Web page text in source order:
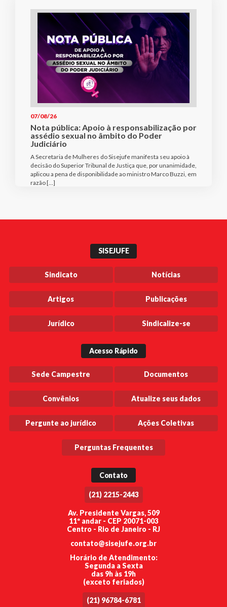
07/08/26
Nota pública: Apoio à responsabilização por
assédio sexual no âmbito do Poder
Judiciário
A Secretaria de Mulheres do Sisejufe manifesta seu apoio à
decisão do Superior Tribunal de Justiça que, por unanimidade,
aplicou a pena de disponibilidade ao ministro Marco Buzzi, em
razão […]
SISEJUFE
Sindicato Notícias
Artigos Publicações
Jurídico Sindicalize-se
Acesso Rápido
Sede Campestre Documentos
Convênios Atualize seus dados
Pergunte ao jurídico Ações Coletivas
Perguntas Frequentes
Contato
(21) 2215-2443
Av. Presidente Vargas, 509
11º andar - CEP 20071-003
Centro - Rio de Janeiro - RJ
contato@sisejufe.org.br
Horário de Atendimento:
Segunda a Sexta
das 9h às 19h
(exceto feriados)
(21) 96784-6781